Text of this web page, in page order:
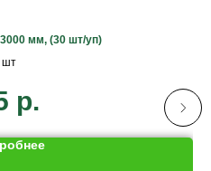
мм, (30 шт/уп)
шт
р.